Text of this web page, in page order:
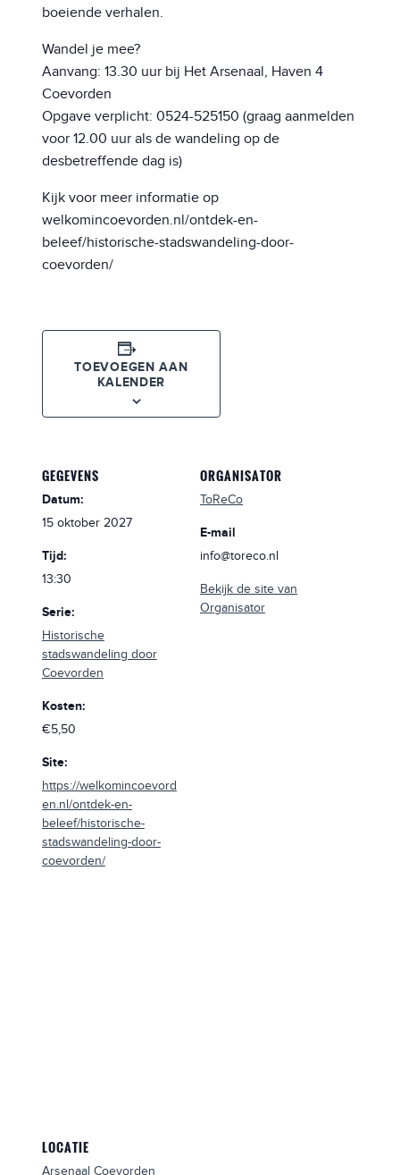
boeiende verhalen.
Wandel je mee?
Aanvang: 13.30 uur bij Het Arsenaal, Haven 4
Coevorden
Opgave verplicht: 0524-525150 (graag aanmelden
voor 12.00 uur als de wandeling op de
desbetreffende dag is)
Kijk voor meer informatie op
welkomincoevorden.nl/ontdek-en-
beleef/historische-stadswandeling-door-
coevorden/
TOEVOEGEN AAN
KALENDER
GEGEVENS
Datum:
15 oktober 2027
Tijd:
13:30
Serie:
Historische
stadswandeling door
Coevorden
Kosten:
€5,50
Site:
https://welkomincoevord
en.nl/ontdek-en-
beleef/historische-
stadswandeling-door-
coevorden/
ORGANISATOR
ToReCo
E-mail
info@toreco.nl
Bekijk de site van
Organisator
LOCATIE
Arsenaal Coevorden